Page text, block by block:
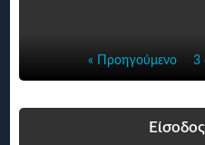
« Προηγούμενο 3